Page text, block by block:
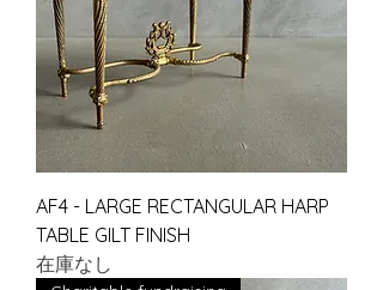
AF4 - LARGE RECTANGULAR HARP
TABLE GILT FINISH
在庫なし